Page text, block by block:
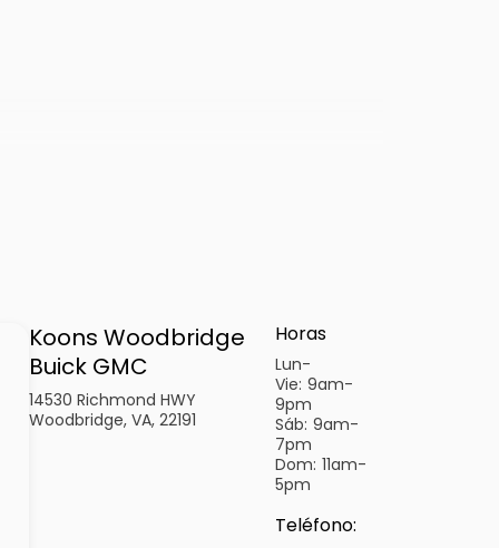
Koons Woodbridge
Buick GMC
14530 Richmond HWY
Woodbridge, VA, 22191
Horas
Lun-
Vie: 9am-
9pm
Sáb: 9am-
7pm
Dom: 11am-
5pm
Teléfono: